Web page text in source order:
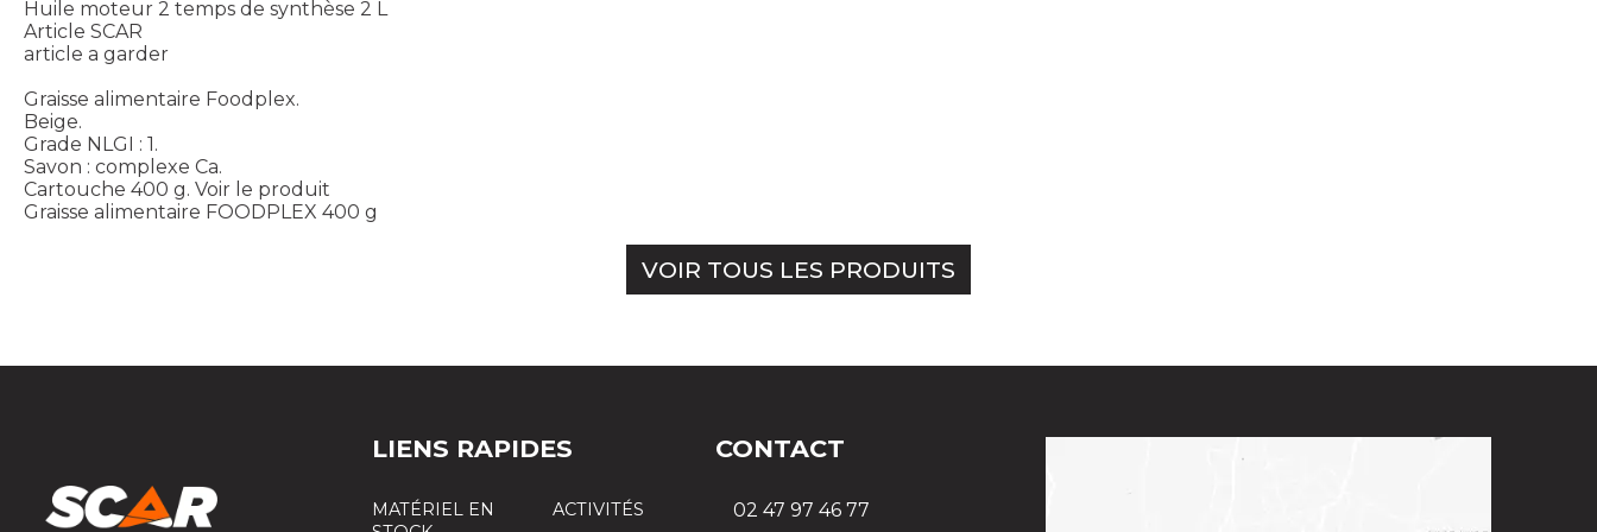
Huile moteur 2 temps de synthèse 2 L
Article SCAR
article a garder
Graisse alimentaire Foodplex.
Beige.
Grade NLGI : 1.
Savon : complexe Ca.
Cartouche 400 g. Voir le produit
Graisse alimentaire FOODPLEX 400 g
VOIR TOUS LES PRODUITS
LIENS RAPIDES
MATÉRIEL EN
ACTIVITÉS
CONTACT
02 47 97 46 77